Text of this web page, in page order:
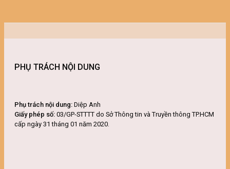
PHỤ TRÁCH NỘI DUNG
Phụ trách nội dung: Diệp Anh
Giấy phép số: 03/GP-STTTT do Sở Thông tin và Truyền thông TP.HCM
cấp ngày 31 tháng 01 năm 2020.